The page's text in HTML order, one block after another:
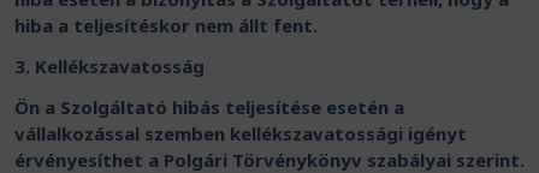
hiba a teljesítéskor nem állt fent.
3. Kellékszavatosság
Ön a Szolgáltató hibás teljesítése esetén a
vállalkozással szemben kellékszavatossági igényt
érvényesíthet a Polgári Törvénykönyv szabályai szerint.